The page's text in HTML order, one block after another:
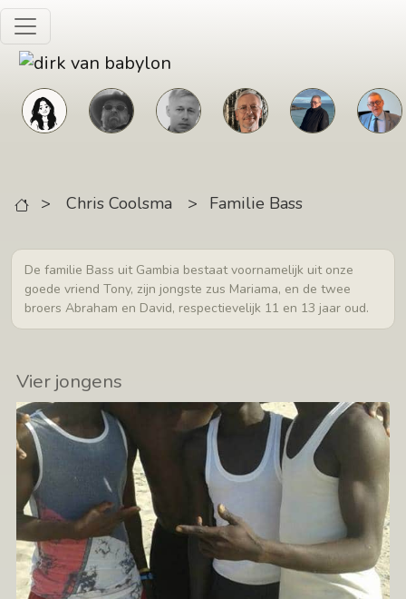
Skip to main content
> Chris Coolsma > Familie Bass
De familie Bass uit Gambia bestaat voornamelijk uit onze
goede vriend Tony, zijn jongste zus Mariama, en de twee
broers Abraham en David, respectievelijk 11 en 13 jaar oud.
Vier jongens